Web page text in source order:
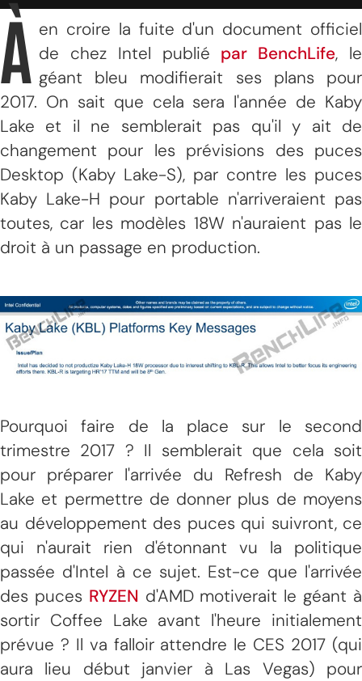
À en croire la fuite d'un document officiel
de chez Intel publié par BenchLife, le
géant bleu modifierait ses plans pour
2017. On sait que cela sera l'année de Kaby
Lake et il ne semblerait pas qu'il y ait de
changement pour les prévisions des puces
Desktop (Kaby Lake-S), par contre les puces
Kaby Lake-H pour portable n'arriveraient pas
toutes, car les modèles 18W n'auraient pas le
droit à un passage en production.
Pourquoi faire de la place sur le second
trimestre 2017 ? Il semblerait que cela soit
pour préparer l'arrivée du Refresh de Kaby
Lake et permettre de donner plus de moyens
au développement des puces qui suivront, ce
qui n'aurait rien d'étonnant vu la politique
passée d'Intel à ce sujet. Est-ce que l'arrivée
des puces RYZEN d'AMD motiverait le géant à
sortir Coffee Lake avant l'heure initialement
prévue ? Il va falloir attendre le CES 2017 (qui
aura lieu début janvier à Las Vegas) pour